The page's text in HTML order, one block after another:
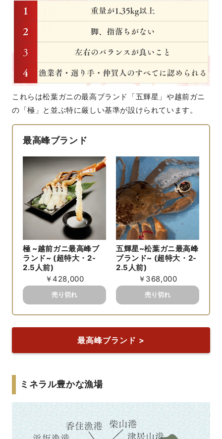
これらは松葉ガニの最高ブランド「五輝星」や越前ガニ
の「極」と並ぶ特に厳しい基準が設けられています。
最高峰ブランド
極 ~越前ガニ最高峰ブ
ランド~ (超特大・2-
2.5人前)
￥428,000
五輝星~松葉ガニ最高峰
ブランド~ (超特大・2-
2.5人前)
￥368,000
最高峰ブランド >
ミネラル豊かな漁場